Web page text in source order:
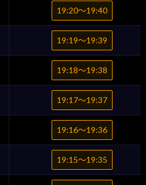
19:20〜19:40
19:19〜19:39
19:18〜19:38
19:17〜19:37
19:16〜19:36
19:15〜19:35